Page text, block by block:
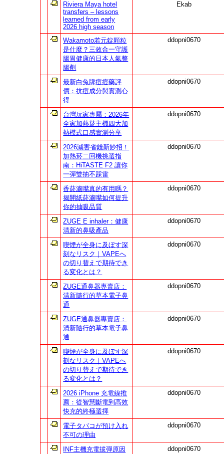
Riviera Maya hotel
transfers – lessons
learned from early
2026 high season
Ekab
Wakamoto若元錠顆粒
是什麼？三效合一守護
腸胃健康的日本人氣整
腸劑
ddopni0670
最新白兔牌痘痘藥評
價：抗痘成分與實測心
得
ddopni0670
台灣玩家專屬：2026年
全家加熱菸主機四大加
熱模式口感實測分享
ddopni0670
2026減害省錢新妙招！
加熱菸二回機挑選指
南：HiTASTE F2 讓你
一彈雙抽不踩雷
ddopni0670
香菸濾嘴真的有用嗎？
揭開紙菸濾嘴如何提升
你的抽吸品質
ddopni0670
ZUGE E inhaler：健康
清新的鼻吸產品
ddopni0670
喫煙が全身に及ぼす深
刻なリスク｜VAPEへ
の切り替えで期待でき
る変化とは？
ddopni0670
ZUGE通鼻器專賣店：
清新隨行的草本電子鼻
通
ddopni0670
ZUGE通鼻器專賣店：
清新隨行的草本電子鼻
通
ddopni0670
喫煙が全身に及ぼす深
刻なリスク｜VAPEへ
の切り替えで期待でき
る変化とは？
ddopni0670
2026 iPhone 充電線推
薦：從智慧斷電到高效
快充的終極選擇
ddopni0670
電子タバコが預け入れ
不可の理由
ddopni0670
INF主機充電拔彈原因 ddopni0670